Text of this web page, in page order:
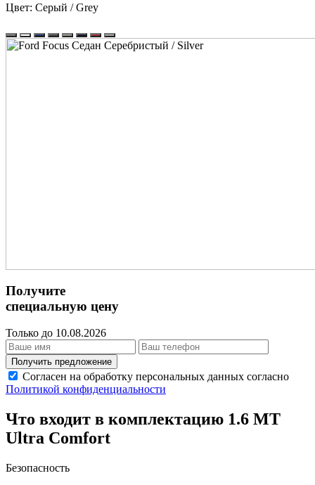
Цвет: Серый / Grey
Получите
специальную цену
Только до 10.08.2026
Получить предложение
Согласен на обработку персональных данных согласно
Политикой конфиденциальности
Что входит в комплектацию 1.6 MT
Ultra Comfort
Безопасность